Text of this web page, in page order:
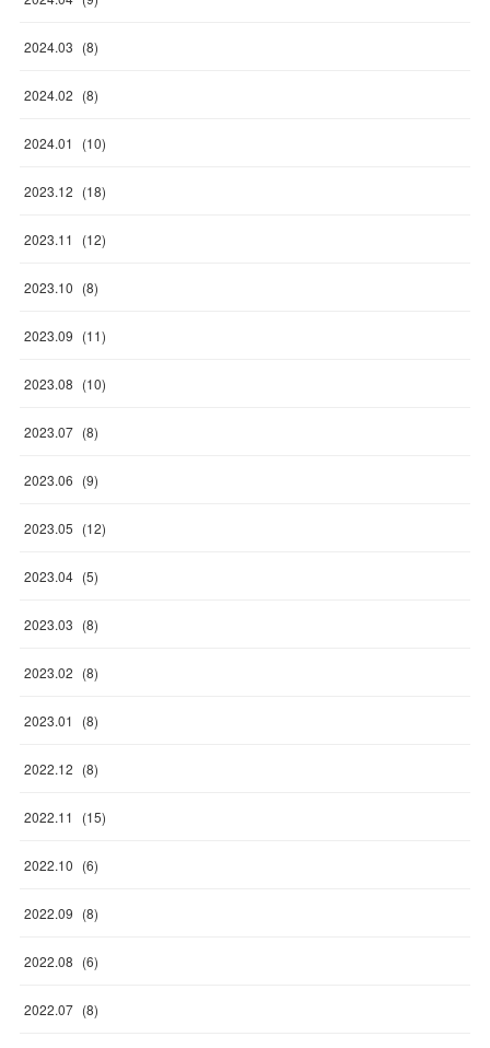
2024.03 (8)
2024.02 (8)
2024.01 (10)
2023.12 (18)
2023.11 (12)
2023.10 (8)
2023.09 (11)
2023.08 (10)
2023.07 (8)
2023.06 (9)
2023.05 (12)
2023.04 (5)
2023.03 (8)
2023.02 (8)
2023.01 (8)
2022.12 (8)
2022.11 (15)
2022.10 (6)
2022.09 (8)
2022.08 (6)
2022.07 (8)